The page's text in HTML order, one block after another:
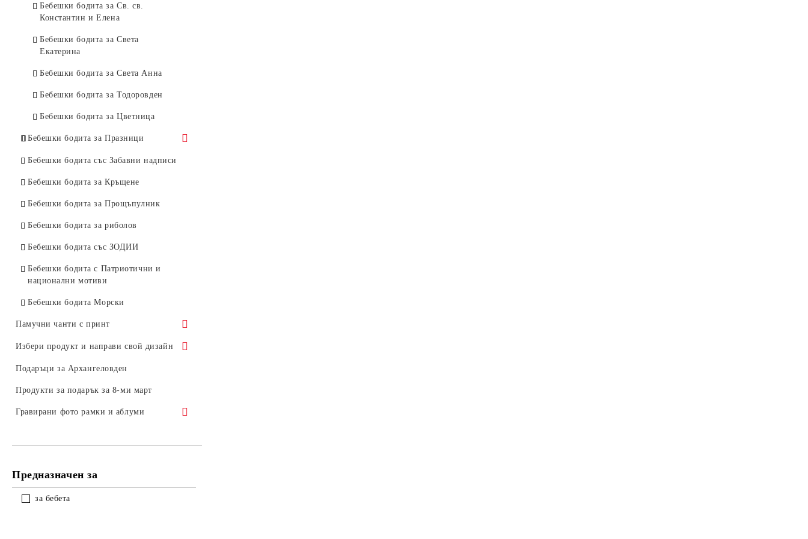
Тениска за Коледа С коледна елха
2
Детски тениски за Света
Екатерина
Детски тениски за Стефановден
Бебешки бодита за Св. св.
Константин и Елена
Бебешки бодита за Света
Екатерина
Бебешки бодита за Света Анна
Бебешки бодита за Тодоровден
Бебешки бодита за Цветница
Бебешки бодита за Празници
Бебешки бодита за Свети
Бебешки бодита за Хелоуин
Бебешки бодита със Забавни надписи
Бебешки бодита за Кръщене
Бебешки бодита за Прощъпулник
Бебешки бодита за риболов
Бебешки бодита със ЗОДИИ
Бебешки бодита с Патриотични и
национални мотиви
Бебешки бодита Морски
Памучни чанти с принт
Памучни чанти с Шевици
Памучни чанти с Мандала
Памучни чанти Пролетни
Памучни чанти с кучета
Памучна чанта Йога
Избери продукт и направи свой дизайн
С Рисунка
Подаръци за Архангеловден
Продукти за подарък за 8-ми март
Гравирани фото рамки и аблуми
Предназначен за
за бебета